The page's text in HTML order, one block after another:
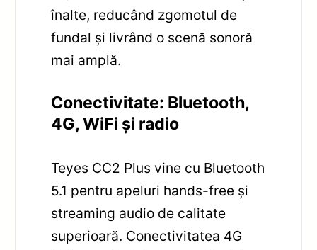
înalte, reducând zgomotul de
fundal și livrând o scenă sonoră
mai amplă.
Conectivitate: Bluetooth,
4G, WiFi și radio
Teyes CC2 Plus vine cu Bluetooth
5.1 pentru apeluri hands-free și
streaming audio de calitate
superioară. Conectivitatea 4G